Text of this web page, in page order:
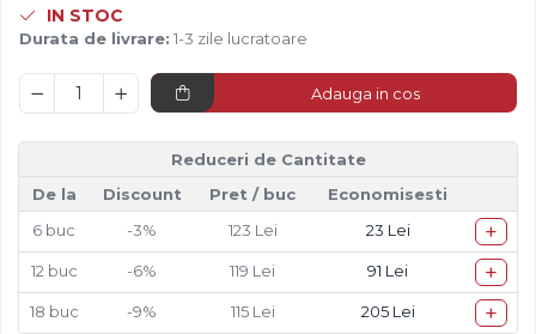
Topping
Diverse
IN STOC
Durata de livrare: 1-3 zile lucratoare
Adauga in cos
Reduceri de Cantitate
De la
Discount Pret / buc
Economisesti
6 buc -3% 123 Lei 23 Lei +
12buc -6% 119 Lei 91 Lei +
18 buc -9% 115 Lei 205 Lei +